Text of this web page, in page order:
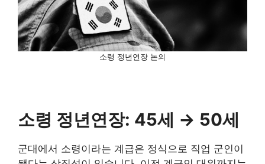
소령 정년연장 논의
소령 정년연장: 45세 → 50세
군대에서 소령이라는 계급은 정식으로 직업 군인이